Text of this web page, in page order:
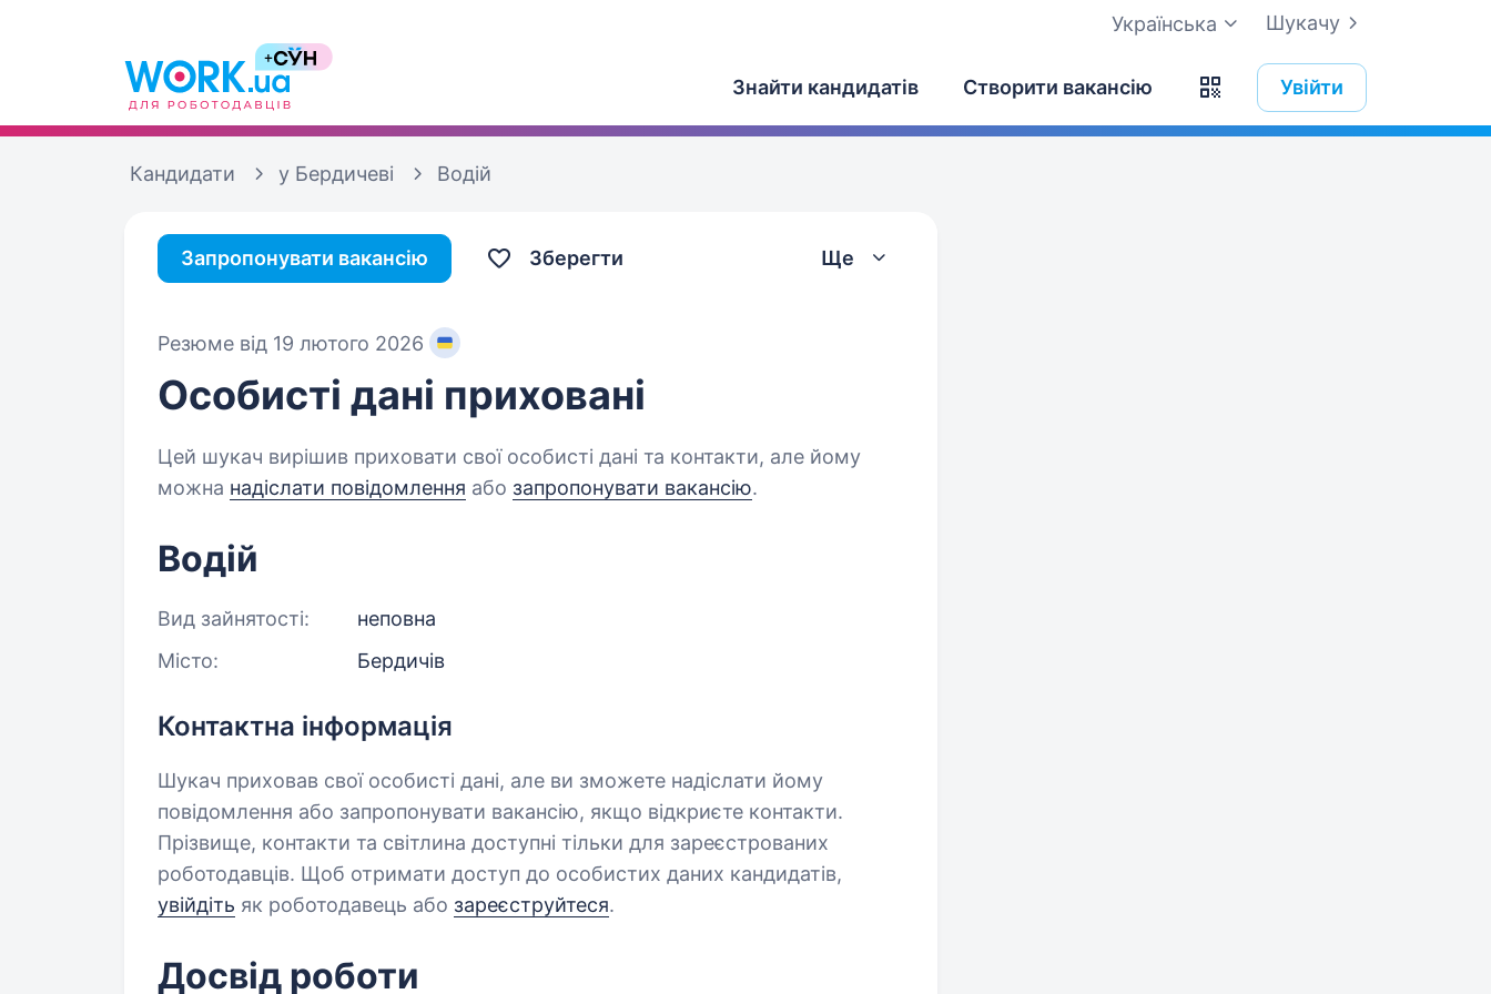
Шукачу
Українська
Знайти кандидатів Створити вакансію Увійти
Кандидати у Бердичеві Водій
Запропонувати вакансію Зберегти Ще
Резюме від 19 лютого 2026
Особисті дані приховані
Цей шукач вирішив приховати свої особисті дані та контакти, але йому
можна надіслати повідомлення або запропонувати вакансію.
Водій
Вид зайнятості:
неповна
Місто:
Бердичів
Контактна інформація
Шукач приховав свої особисті дані, але ви зможете надіслати йому
повідомлення або запропонувати вакансію, якщо відкриєте контакти.
Прізвище, контакти та світлина доступні тільки для зареєстрованих
роботодавців. Щоб отримати доступ до особистих даних кандидатів,
увійдіть як роботодавець або зареєструйтеся.
Досвід роботи